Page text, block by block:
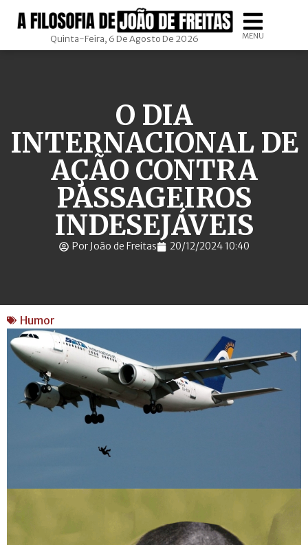
Quinta-Feira, 6 De Agosto De 2026 MENU
O DIA
INTERNACIONAL DE
AÇÃO CONTRA
PASSAGEIROS
INDESEJÁVEIS
Por João de Freitas 20/12/2024 10:40
Humor